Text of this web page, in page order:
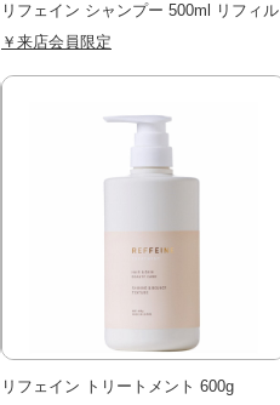
リフェイン シャンプー 500ml リフィル
￥来店会員限定
リフェイン トリートメント 600g